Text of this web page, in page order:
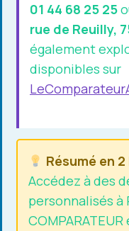
01 44 68 25 25
rue de Reuilly,
également
disponibles sur
Résumé en
Accédez à des
personnalisés à
COMPARATEUR